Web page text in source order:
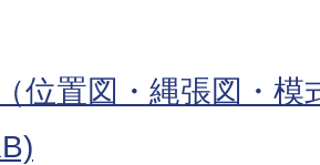
位置図・縄張図・